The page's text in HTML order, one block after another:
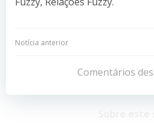
Navegação
Post
Notícia anterior
Comentários